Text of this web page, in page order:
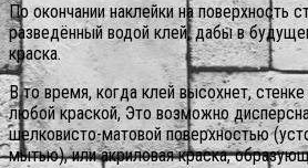
По окончании наклейки на поверхность
разведённый водой клей, дабы в
краска.
В то время, когда клей высохнет,
любой краской, Это возможно
шелковисто-матовой поверхностью
мытью), или акриловая краска,